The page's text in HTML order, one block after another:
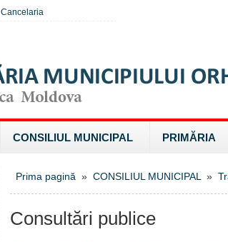
Cancelaria
CONSILIUL MUNICIPAL PRIMĂRIA
Prima pagină » CONSILIUL MUNICIPAL »
Consultări publice